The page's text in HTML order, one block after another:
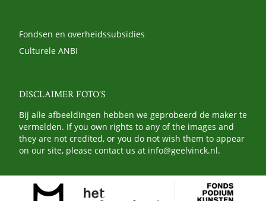
Fondsen en overheidssubsidies
Culturele ANBI
DISCLAIMER FOTO’S
Bij alle afbeeldingen hebben we geprobeerd de maker te
vermelden. If you own rights to any of the images and
they are not credited, or you do not wish them to appear
on our site, please contact us at info@geelvinck.nl.